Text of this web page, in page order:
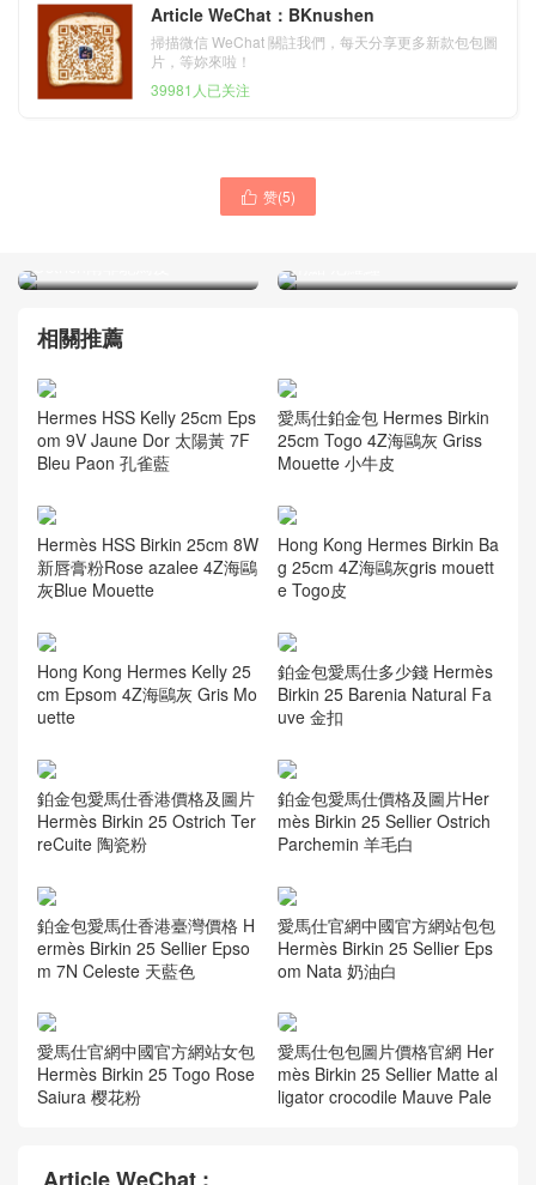
Article WeChat：BKnushen
掃描微信 WeChat 關註我們，每天分享更多新款包包圖
片，等妳來啦！
39981人已关注
 赞(5)
Hong Kong Hermes lindy
Hermes Kelly Bag 28cm F5
相關推薦
Hermes HSS Kelly 25cm Eps
om 9V Jaune Dor 太陽黃 7F
Bleu Paon 孔雀藍
愛馬仕鉑金包 Hermes Birkin
25cm Togo 4Z海鷗灰 Griss
Mouette 小牛皮
Hermès HSS Birkin 25cm 8W
新唇膏粉Rose azalee 4Z海鷗
灰Blue Mouette
Hong Kong Hermes Birkin Ba
g 25cm 4Z海鷗灰gris mouett
e Togo皮
Hong Kong Hermes Kelly 25
cm Epsom 4Z海鷗灰 Gris Mo
uette
鉑金包愛馬仕多少錢 Hermès
Birkin 25 Barenia Natural Fa
uve 金扣
鉑金包愛馬仕香港價格及圖片
Hermès Birkin 25 Ostrich Ter
reCuite 陶瓷粉
鉑金包愛馬仕價格及圖片Her
mès Birkin 25 Sellier Ostrich
Parchemin 羊毛白
鉑金包愛馬仕香港臺灣價格 H
ermès Birkin 25 Sellier Epso
m 7N Celeste 天藍色
愛馬仕官網中國官方網站包包
Hermès Birkin 25 Sellier Eps
om Nata 奶油白
愛馬仕官網中國官方網站女包
Hermès Birkin 25 Togo Rose
Saiura 樱花粉
愛馬仕包包圖片價格官網 Her
mès Birkin 25 Sellier Matte al
ligator crocodile Mauve Pale